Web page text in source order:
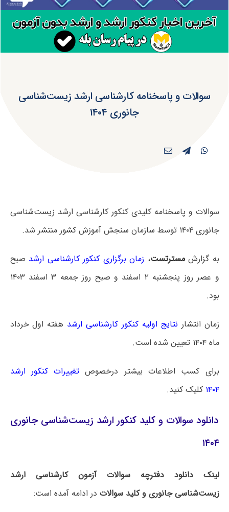
سوالات و پاسخنامه کارشناسی ارشد زیست‌‌شناسی
جانوری ۱۴۰۴
سوالات و پاسخنامه کلیدی کنکور کارشناسی ارشد زیست‌‌شناسی
جانوری ۱۴۰۴ توسط سازمان سنجش آموزش کشور منتشر شد.
به گزارشمسترتست، زمان برگزاری کنکور کارشناسی ارشد صبح
و عصر روز پنجشنبه ۲ اسفند و صبح روز جمعه ۳ اسفند ۱۴۰۳
بود.
زمان انتشار نتایج اولیه کنکور کارشناسی ارشد هفته اول خرداد
ماه ۱۴۰۴ تعیین شده است.
برای کسب اطلاعات بیشتر درخصوص تغییرات کنکور ارشد
۱۴۰۴ کلیک کنید.
دانلود سوالات و کلید کنکور ارشد زیست‌‌شناسی جانوری
۱۴۰۴
لینک دانلود دفترچه سوالات آزمون کارشناسی ارشد
زیست‌‌شناسی جانوری و کلید سوالات در ادامه آمده است: